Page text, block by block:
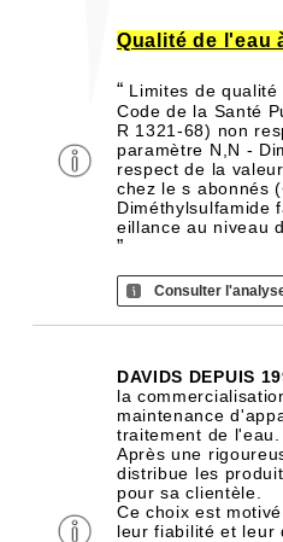
Qualité de l'eau
“ Limites de
Code de la Santé
R 1321-68) non
paramètre N,N -
respect de la
chez le s abonnés
Diméthylsulfamide
eillance au niveau
”
Consulter
DAVIDS DEPUIS
la
maintenance
traitement de l'eau.
Après une
distribue les
pour sa clientèle.
Ce choix est
leur fiabilité et leur